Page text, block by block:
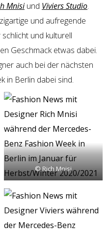
Mnisiund Viviers Studio.
und aufregende
und kulturell
Geschmack etwas dabei.
auch bei der nächsten
in Berlin dabei sind.
© Rich Mnisi